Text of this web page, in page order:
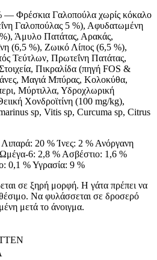
— Φρέσκια Γαλοπούλα χωρίς κόκαλο
Γαλοπούλας 5 %), Αφυδατωμένη
Άμυλο Πατάτας, Αρακάς,
(6,5 %), Ζωικό Λίπος (6,5 %),
Τεύτλων, Πρωτεΐνη Πατάτας,
Πικραλίδα (πηγή FOS &
Μαγιά Μπύρας, Κολοκύθα,
Μύρτιλλα, Υδροχλωρική
Χονδροϊτίνη (100 mg/kg),
sp, Vitis sp, Curcuma sp, Citrus
20 % Ίνες: 2 % Ανόργανη
6: 2,8 % Ασβέστιο: 1,6 %
0,1 % Υγρασία: 9 %
σε ξηρή μορφή. Η γάτα πρέπει να
Να φυλάσσεται σε δροσερό
μετά το άνοιγμα.